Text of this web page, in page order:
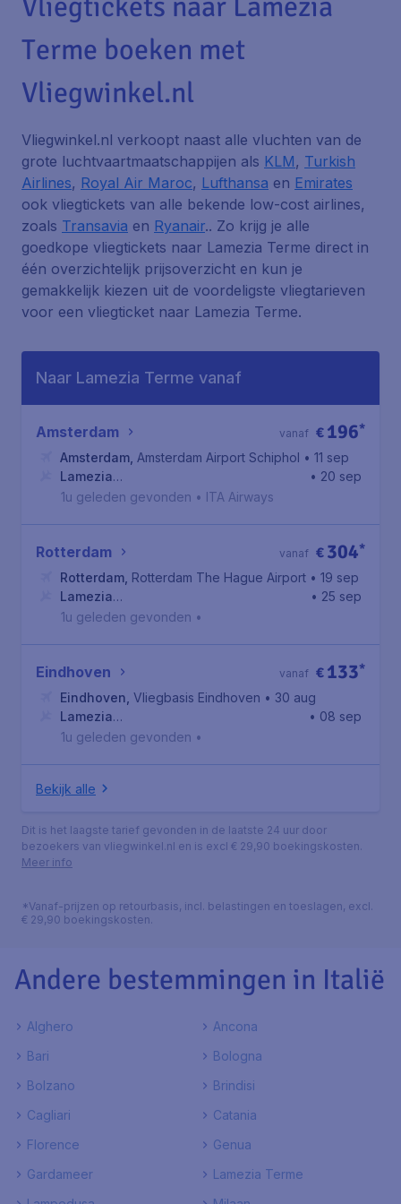
Terme boeken met
Vliegwinkel.nl
Vliegwinkel.nl verkoopt naast alle vluchten van de
grote luchtvaartmaatschappijen als KLM, Turkish
Airlines, Royal Air Maroc, Lufthansa en Emirates
ook vliegtickets van alle bekende low-cost airlines,
zoals Transavia en Ryanair.. Zo krijg je alle
goedkope vliegtickets naar Lamezia Terme direct in
één overzichtelijk prijsoverzicht en kun je
gemakkelijk kiezen uit de voordeligste vliegtarieven
voor een vliegticket naar Lamezia Terme.
Naar Lamezia Terme vanaf
Amsterdam € 196*
vanaf
Amsterdam Amsterdam Airport Schiphol • 11 sep
Lamezia
Terme, Aeroporto di Lamezia Terme
• 20 sep
1u geleden gevonden • ITA Airways
Rotterdam € 304*
vanaf
Rotterdam Rotterdam The Hague Airport • 19 sep
Lamezia
Terme, Aeroporto di Lamezia Terme
• 25 sep
1u geleden gevonden •
Eindhoven € 133*
vanaf
Eindhoven Vliegbasis Eindhoven • 30 aug
Lamezia
Terme, Aeroporto di Lamezia Terme
• 08 sep
1u geleden gevonden •
Bekijk alle
Dit is het laagste tarief gevonden in de laatste 24 uur door
bezoekers van vliegwinkel.nl en is excl € 29,90 boekingskosten.
Meer info
*Vanaf-prijzen op retourbasis, incl. belastingen en toeslagen, excl.
€ 29,90 boekingskosten.
Andere bestemmingen in Italië
Alghero
Ancona
Bari
Bologna
Bolzano
Brindisi
Cagliari
Catania
Florence
Genua
Gardameer
Lamezia Terme